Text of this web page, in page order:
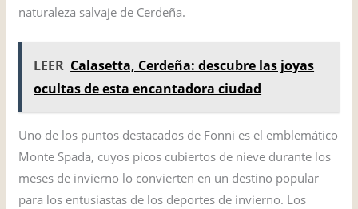
naturaleza salvaje de Cerdeña.
LEER Calasetta, Cerdeña: descubre las joyas
ocultas de esta encantadora ciudad
Uno de los puntos destacados de Fonni es el emblemático
Monte Spada, cuyos picos cubiertos de nieve durante los
meses de invierno lo convierten en un destino popular
para los entusiastas de los deportes de invierno. Los